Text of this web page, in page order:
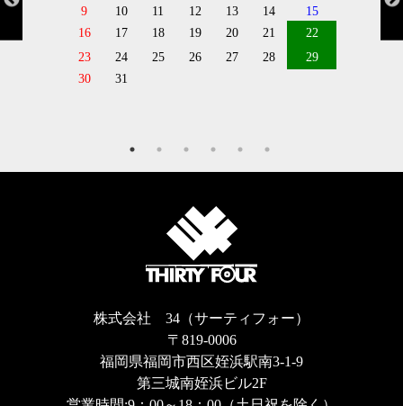
9
10 11 12 13 14
15
16
17 18 19 20 21
22
23
24 25 26 27 28
29
30
31
株式会社 34（サーティフォー）
〒819-0006
福岡県福岡市西区姪浜駅南3-1-9
第三城南姪浜ビル2F